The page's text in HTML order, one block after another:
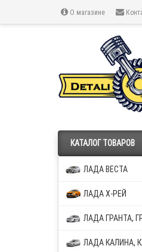
О магазине
КАТАЛОГ ТОВАРОВ
ЛАДА ВЕСТА
ЛАДА Х-РЕЙ
ЛАДА ГРАНТА,
ЛАДА КАЛИНА,